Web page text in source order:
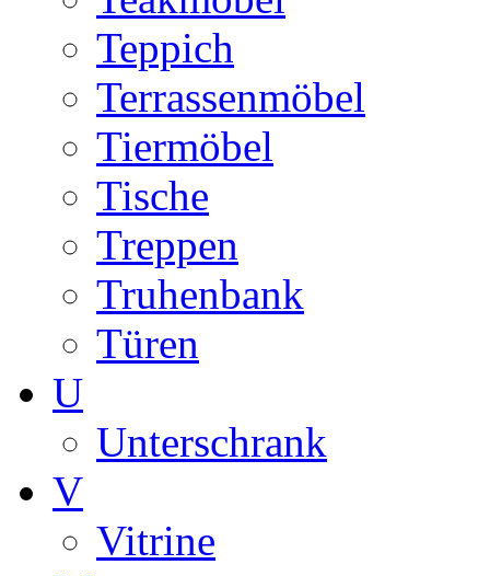
Teppich
Terrassenmöbel
Tiermöbel
Tische
Treppen
Truhenbank
Türen
U
Unterschrank
V
Vitrine